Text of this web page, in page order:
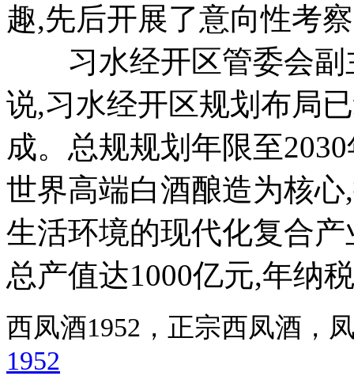
趣,先后开展了意向性考
习水经开区管委会副
说,习水经开区规划布局
成。总规规划年限至
世界高端白酒酿造为核
生活环境的现代化复合
总产值达1000亿元,年纳
西凤酒1952，正宗西凤酒
1952